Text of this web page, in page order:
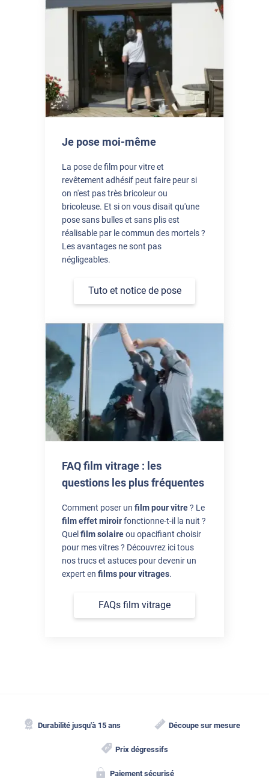
Je pose moi-même
La pose de film pour vitre et
revêtement adhésif peut faire peur si
on n'est pas très bricoleur ou
bricoleuse. Et si on vous disait qu'une
pose sans bulles et sans plis est
réalisable par le commun des mortels ?
Les avantages ne sont pas
négligeables.
Tuto et notice de pose
FAQ film vitrage : les
questions les plus fréquentes
Comment poser un film pour vitre? Le
film effet miroirfonctionne-t-il la nuit ?
Quel film solaireou opacifiant choisir
pour mes vitres ? Découvrez ici tous
nos trucs et astuces pour devenir un
expert en films pour vitrages.
FAQs film vitrage
Durabilité jusqu'à 15 ans Découpe sur mesure
Prix dégressifs
Paiement sécurisé